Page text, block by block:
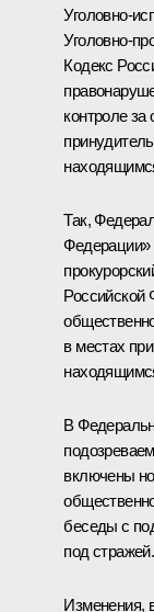
Уголовно-
Уголовно-
Кодекс
контроле за
Так,
Федерации»
Российской
в местах
В
включены
беседы с
под стражей.
Изменения,